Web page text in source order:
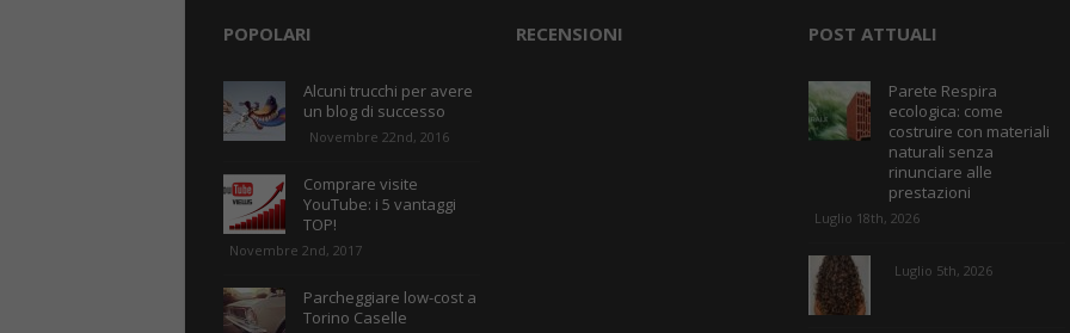
POPOLARI
Alcuni trucchi per avere
un blog di successo
Novembre 22nd, 2016
Comprare visite
YouTube: i 5 vantaggi
TOP!
Novembre 2nd, 2017
Parcheggiare low-cost a
Torino Caselle
RECENSIONI POST ATTUALI
Parete Respira
ecologica: come
costruire con materiali
naturali senza
rinunciare alle
prestazioni
Luglio 18th, 2026
Luglio 5th, 2026